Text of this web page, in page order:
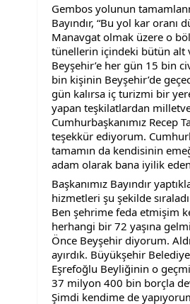
Gembos yolunun
Bayındır, “Bu yol kar oranı
Manavgat olmak üzere o
tünellerin içindeki bütün alt
Beyşehir’e her gün 15 bin
bin kişinin Beyşehir’de
gün kalırsa iç turizmi bir
yapan teşkilatlardan
Cumhurbaşkanımız Recep
teşekkür ediyorum.
tamamın da kendisinin
adam olarak bana iyilik
Başkanımız Bayındır
hizmetleri şu şekilde
Ben şehrime feda etmişim
herhangi bir 72 yaşına
Önce Beyşehir diyorum.
ayırdık. Büyükşehir
Eşrefoğlu Beyliğinin o
37 milyon 400 bin borçla
Şimdi kendime de